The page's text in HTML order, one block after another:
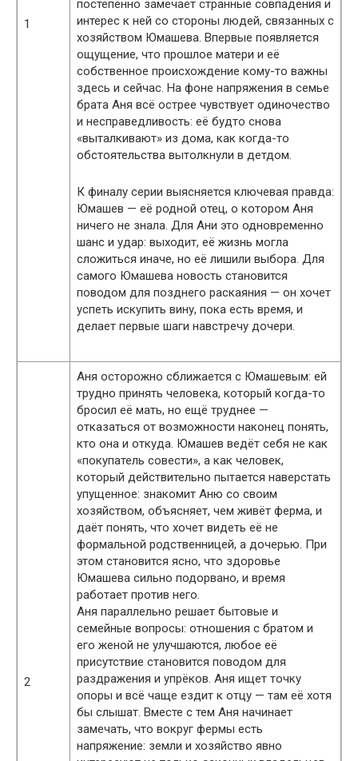
1
постепенно замечает странные совпадения и
интерес к ней со стороны людей, связанных с
хозяйством Юмашева. Впервые появляется
ощущение, что прошлое матери и её
собственное происхождение кому-то важны
здесь и сейчас. На фоне напряжения в семье
брата Аня всё острее чувствует одиночество
и несправедливость: её будто снова
«выталкивают» из дома, как когда-то
обстоятельства вытолкнули в детдом.
К финалу серии выясняется ключевая правда:
Юмашев — её родной отец, о котором Аня
ничего не знала. Для Ани это одновременно
шанс и удар: выходит, её жизнь могла
сложиться иначе, но её лишили выбора. Для
самого Юмашева новость становится
поводом для позднего раскаяния — он хочет
успеть искупить вину, пока есть время, и
делает первые шаги навстречу дочери.
2
Аня осторожно сближается с Юмашевым: ей
трудно принять человека, который когда-то
бросил её мать, но ещё труднее —
отказаться от возможности наконец понять,
кто она и откуда. Юмашев ведёт себя не как
«покупатель совести», а как человек,
который действительно пытается наверстать
упущенное: знакомит Аню со своим
хозяйством, объясняет, чем живёт ферма, и
даёт понять, что хочет видеть её не
формальной родственницей, а дочерью. При
этом становится ясно, что здоровье
Юмашева сильно подорвано, и время
работает против него.
Аня параллельно решает бытовые и
семейные вопросы: отношения с братом и
его женой не улучшаются, любое её
присутствие становится поводом для
раздражения и упрёков. Аня ищет точку
опоры и всё чаще ездит к отцу — там её хотя
бы слышат. Вместе с тем Аня начинает
замечать, что вокруг фермы есть
напряжение: земли и хозяйство явно